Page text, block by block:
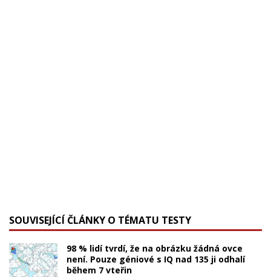
SOUVISEJÍCÍ ČLÁNKY O TÉMATU TESTY
98 % lidí tvrdí, že na obrázku žádná ovce
není. Pouze géniové s IQ nad 135 ji odhalí
během 7 vteřin